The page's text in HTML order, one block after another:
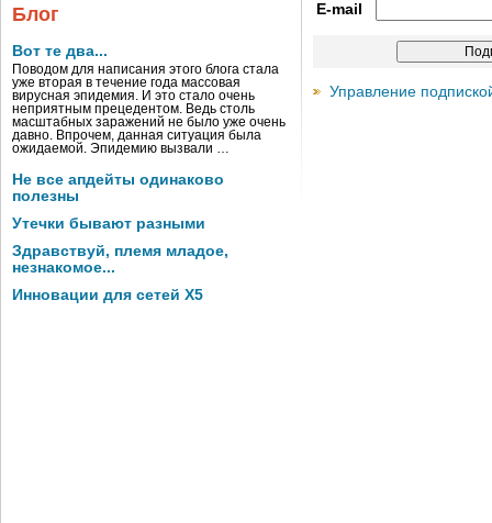
Блог
Вот те два...
Поводом для написания этого блога стала
уже вторая в течение года массовая
вирусная эпидемия. И это стало очень
неприятным прецедентом. Ведь столь
масштабных заражений не было уже очень
давно. Впрочем, данная ситуация была
ожидаемой. Эпидемию вызвали …
Не все апдейты одинаково
полезны
Утечки бывают разными
Здравствуй, племя младое,
незнакомое...
Инновации для сетей X5
E-mail
Управление